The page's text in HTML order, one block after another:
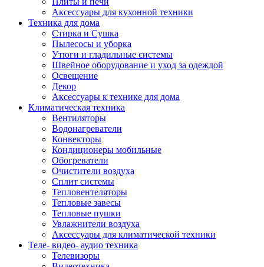
Аксессуары для кухонной техники
Техника для дома
Стирка и Сушка
Пылесосы и уборка
Утюги и гладильные системы
Швейное оборудование и уход за одеждой
Освещение
Декор
Аксессуары к технике для дома
Климатическая техника
Вентиляторы
Водонагреватели
Конвекторы
Кондиционеры мобильные
Обогреватели
Очистители воздуха
Сплит системы
Тепловентеляторы
Тепловые завесы
Тепловые пушки
Увлажнители воздуха
Аксессуары для климатической техники
Теле- видео- аудио техника
Телевизоры